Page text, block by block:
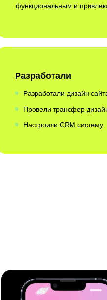
функциональным и
Разработали
Разработали дизайн
Провели трансфер
Настроили CRM систему